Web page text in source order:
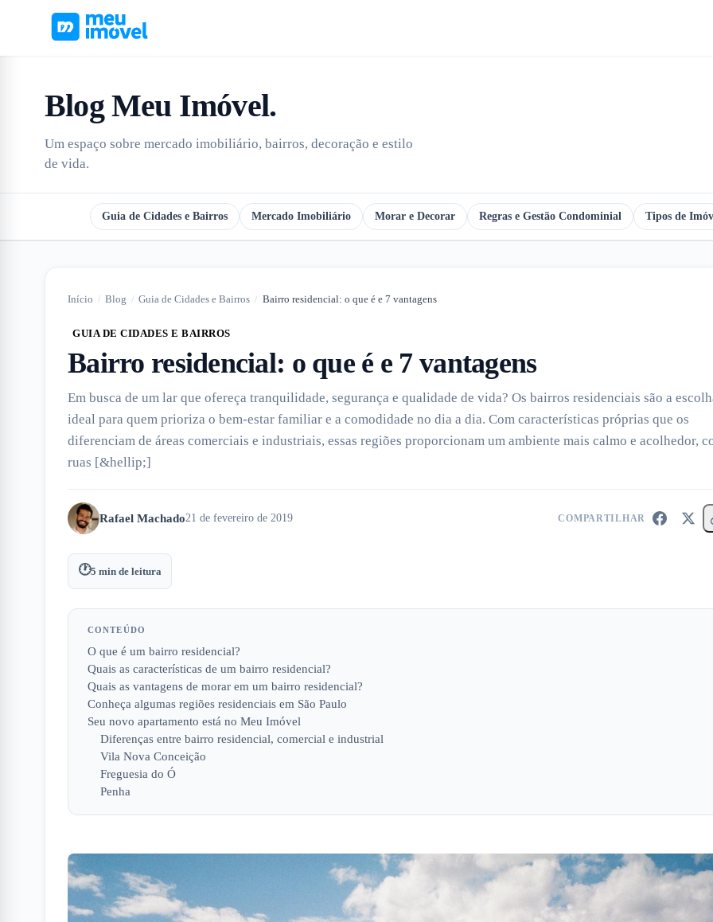
Blog Meu Imóvel.
Um espaço sobre mercado imobiliário, bairros, decoração e estilo
de vida.
Guia de Cidades e Bairros Mercado Imobiliário Morar e Decorar Regras e Gestão Condominial Tipos de
Início / Blog / Guia de Cidades e Bairros / Bairro residencial: o que é e 7 vantagens
GUIA DE CIDADES E BAIRROS
Bairro residencial: o que é e 7 vantagens
Em busca de um lar que ofereça tranquilidade, segurança e qualidade de vida? Os bairros residenciais são a
ideal para quem prioriza o bem-estar familiar e a comodidade no dia a dia. Com características próprias que os
diferenciam de áreas comerciais e industriais, essas regiões proporcionam um ambiente mais calmo e acolhedor,
ruas [&hellip;]
Rafael Machado21 de fevereiro de 2019 COMPARTILHAR
🕐5 min de leitura
CONTEÚDO
O que é um bairro residencial?
Quais as características de um bairro residencial?
Quais as vantagens de morar em um bairro residencial?
Conheça algumas regiões residenciais em São Paulo
Seu novo apartamento está no Meu Imóvel
Diferenças entre bairro residencial, comercial e industrial
Vila Nova Conceição
Freguesia do Ó
Penha